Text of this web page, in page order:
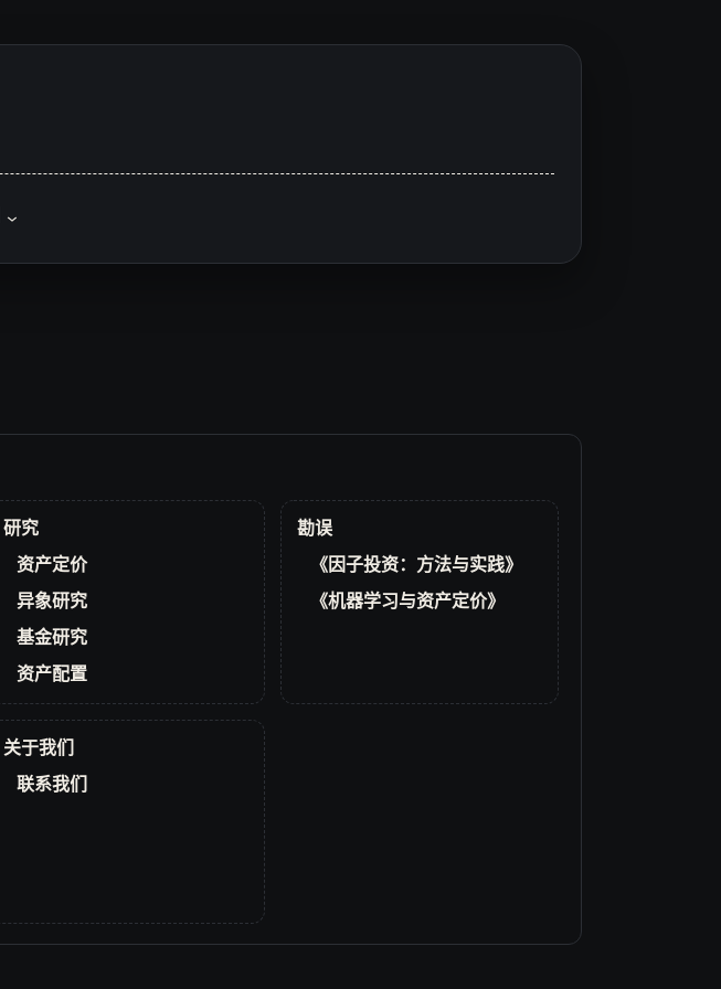
研究
资产定价
异象研究
基金研究
资产配置
勘误
《因子投资：方法与实践》
《机器学习与资产定价》
关于我们
联系我们